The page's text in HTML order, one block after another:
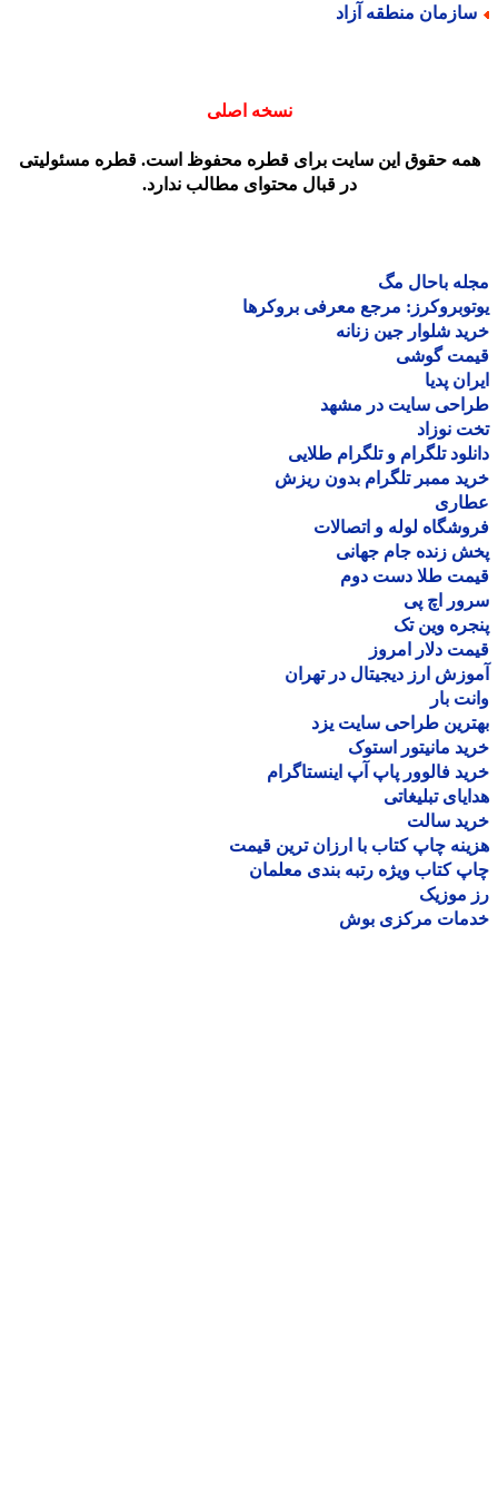
منطقه آزاد
نسخه اصلی
حقوق این سایت برای قطره محفوظ است. قطره مسئولیتی
در قبال محتوای مطالب ندارد.
باحال مگ
مرجع معرفی بروکرها
شلوار جین زنانه
گوشی
پدیا
سایت در مشهد
نوزاد
تلگرام و تلگرام طلایی
ممبر تلگرام بدون ریزش
لوله و اتصالات
زنده جام جهانی
طلا دست دوم
اچ پی
وین تک
دلار امروز
ارز دیجیتال در تهران
بار
طراحی سایت یزد
مانیتور استوک
فالوور پاپ آپ اینستاگرام
تبلیغاتی
سالت
چاپ کتاب با ارزان ترین قیمت
کتاب ویژه رتبه بندی معلمان
موزیک
مرکزی بوش